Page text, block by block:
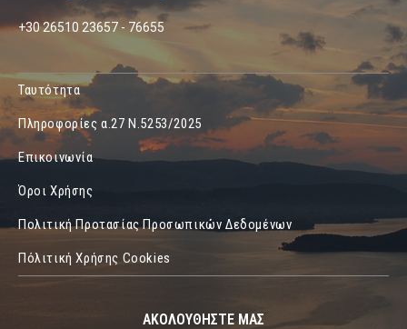
+30 26510 23657 - 76655
Ταυτότητα
Πληροφορίες α.27 Ν.5253/2025
Επικοινωνία
Όροι Χρήσης
Πολιτική Προτασίας Προσωπικών Δεδομένων
Πόλιτική Χρήσης Cookies
ΑΚΟΛΟΥΘΗΣΤΕ ΜΑΣ